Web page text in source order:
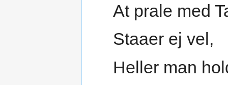
At prale med
Staaer ej vel,
Heller man